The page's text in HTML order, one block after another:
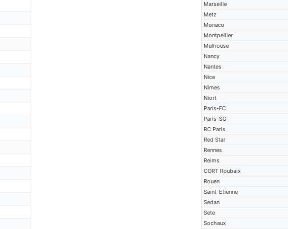
Marseille
Metz
Monaco
Montpellier
Mulhouse
Nancy
Nantes
Nice
Nimes
Niort
Paris-FC
Paris-SG
RC Paris
Red Star
Rennes
Reims
CORT Roubaix
Rouen
Saint-Etienne
Sedan
Sete
Sochaux